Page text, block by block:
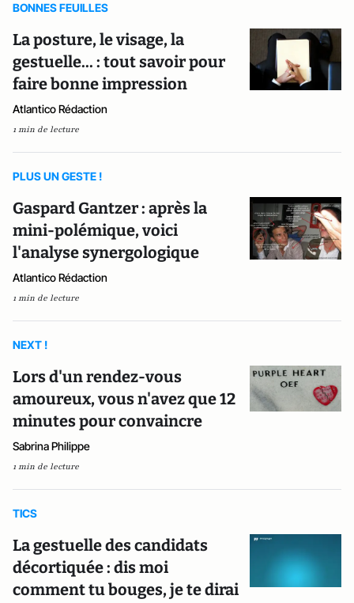
BONNES FEUILLES
La posture, le visage, la
gestuelle... : tout savoir pour
faire bonne impression
Atlantico Rédaction
1 min de lecture
PLUS UN GESTE !
Gaspard Gantzer : après la
mini-polémique, voici
l'analyse synergologique
Atlantico Rédaction
1 min de lecture
NEXT !
Lors d'un rendez-vous
amoureux, vous n'avez que 12
minutes pour convaincre
Sabrina Philippe
1 min de lecture
TICS
La gestuelle des candidats
décortiquée : dis moi
comment tu bouges, je te dirai